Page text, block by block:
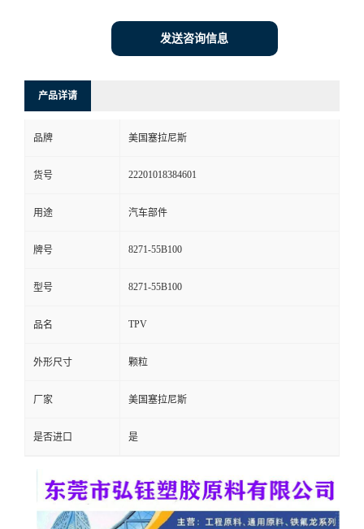
留
言
发送咨询信息
产品详请
品牌 美国塞拉尼斯
货号 22201018384601
用途 汽车部件
牌号 8271-55B100
型号 8271-55B100
品名 TPV
外形尺寸 颗粒
厂家 美国塞拉尼斯
是否进口 是